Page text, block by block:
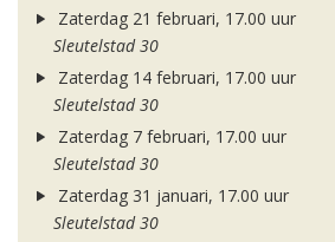
Zaterdag 21 februari, 17.00 uur
Sleutelstad 30
Zaterdag 14 februari, 17.00 uur
Sleutelstad 30
Zaterdag 7 februari, 17.00 uur
Sleutelstad 30
Zaterdag 31 januari, 17.00 uur
Sleutelstad 30